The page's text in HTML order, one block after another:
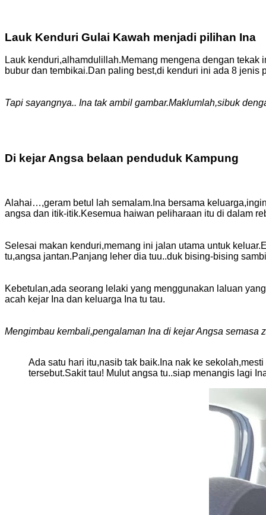
Lauk Kenduri Gulai Kawah menjadi pilihan Ina
Lauk kenduri,alhamdulillah.Memang mengena dengan
bubur dan tembikai.Dan paling best,di kenduri ini ada 8
Tapi sayangnya.. Ina tak ambil gambar.Maklumlah,sibuk
Di kejar Angsa belaan penduduk Kampung
Alahai…,geram betul lah semalam.Ina bersama
angsa dan itik-itik.Kesemua haiwan peliharaan itu di dalam
Selesai makan kenduri,memang ini jalan utama untuk
tu,angsa jantan.Panjang leher dia tuu..duk bising-bising
Kebetulan,ada seorang lelaki yang menggunakan laluan
acah kejar Ina dan keluarga Ina tu tau.
Mengimbau kembali,pengalaman Ina di kejar Angsa semasa
Ada satu hari itu,nasib tak baik.Ina nak ke sekolah,mesti akan melalui laluan itu.Akan melintasi rumah orang yang membela angsa tu.. Ina kena sudu dendan angsa
tersebut.Sakit tau! Mulut angsa tu..siap menangis lagi